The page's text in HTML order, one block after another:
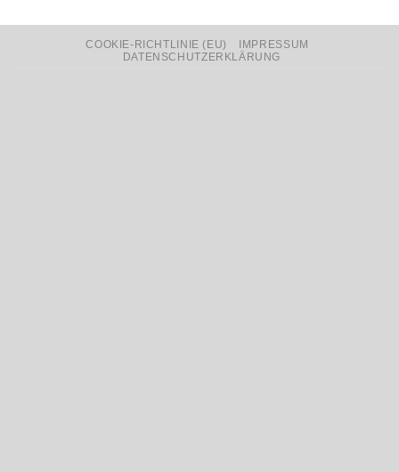
COOKIE-RICHTLINIE (EU)
IMPRESSUM
DATENSCHUTZERKLÄRUNG